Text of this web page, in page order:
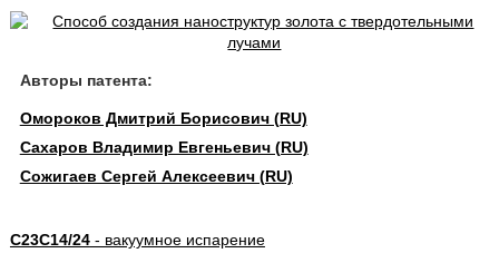
Авторы патента:
Омороков Дмитрий Борисович (RU)
Сахаров Владимир Евгеньевич (RU)
Сожигаев Сергей Алексеевич (RU)
C23C14/24- вакуумное испарение